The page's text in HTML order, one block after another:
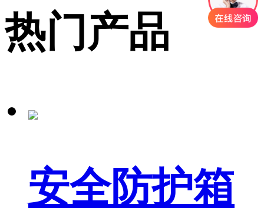
热门产品
安全防护箱